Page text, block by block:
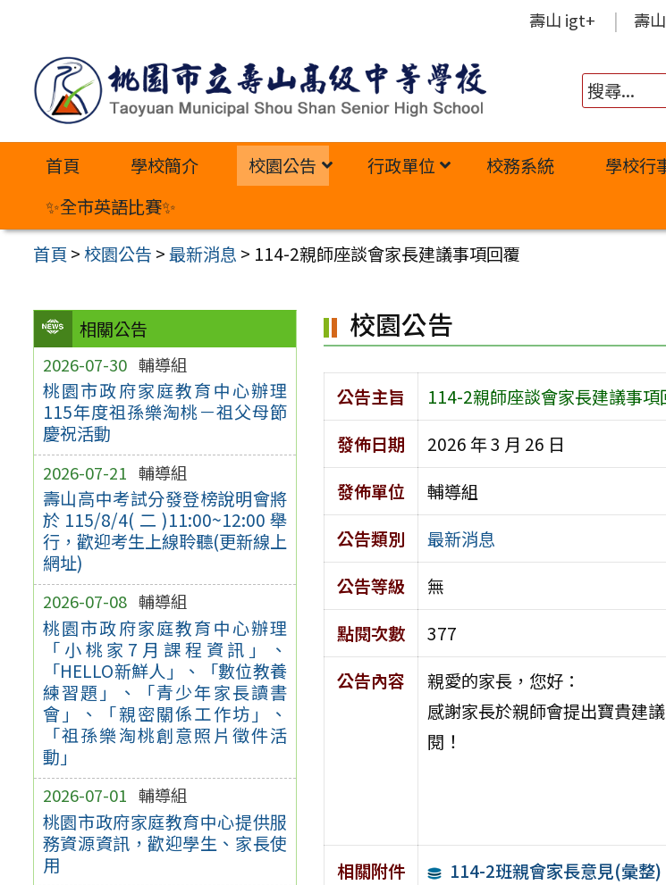
內
壽山 igt+ 壽
首頁 學校簡介 校園公告 行政單位 校務系統 學校行
✨全市英語比賽✨
首頁 >校園公告 >最新消息 > 114-2親師座談會家長建議事項回覆
相關公告
2026-07-30 輔導組
桃園市政府家庭教育中心辦理
115年度祖孫樂淘桃－祖父母節
慶祝活動
2026-07-21 輔導組
壽山高中考試分發登榜說明會將
於115/8/4(二)11:00~12:00舉
行，歡迎考生上線聆聽(更新線上
網址)
2026-07-08 輔導組
桃園市政府家庭教育中心辦理
「小桃家7月課程資訊」、
「HELLO新鮮人」、「數位教養
練習題」、「青少年家長讀書
會」、「親密關係工作坊」、
「祖孫樂淘桃創意照片徵件活
動」
2026-07-01 輔導組
桃園市政府家庭教育中心提供服
務資源資訊，歡迎學生、家長使
用
校園公告
公告主旨
114-2親師座談會家長建議事項
發佈日期
2026 年 3 月 26 日
發佈單位
輔導組
公告類別
最新消息
公告等級
無
點閱次數
377
公告內容
親愛的家長，您好：
感謝家長於親師會提出寶貴建
閱！
相關附件 114-2班親會家長意見(彙整)